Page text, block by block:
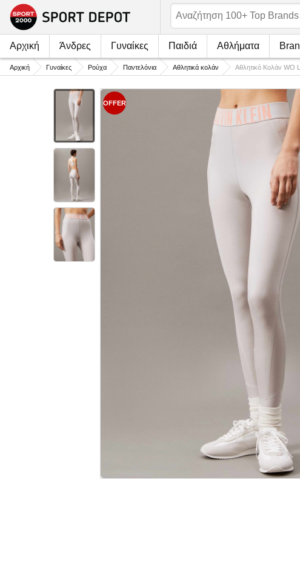
Αρχική Άνδρες Γυναίκες Παιδιά Αθλήματα
Αρχική Γυναίκες Ρούχα Παντελόνια Αθλητικά κολάν Αθλητικό Κολάν WO
OFFER